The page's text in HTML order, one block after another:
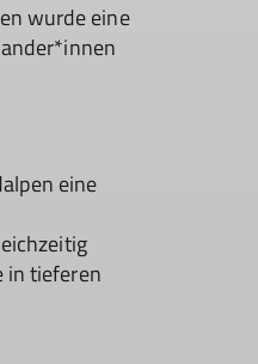
wurde eine
eine
in tieferen